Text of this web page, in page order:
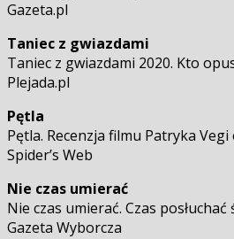
Gazeta.pl
Taniec z gwiazdami
Taniec z gwiazdami 2020. Kto
Plejada.pl
Pętla
Pętla. Recenzja filmu Patryka
Spider’s Web
Nie czas umierać
Nie czas umierać. Czas
Gazeta Wyborcza